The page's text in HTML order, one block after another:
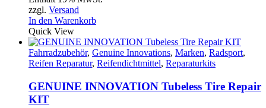
zzgl. Versand
In den Warenkorb
Quick View
Fahrradzubehör, Genuine Innovations, Marken, Radsport,
Reifen Reparatur, Reifendichtmittel, Reparaturkits
GENUINE INNOVATION Tubeless Tire Repair
KIT